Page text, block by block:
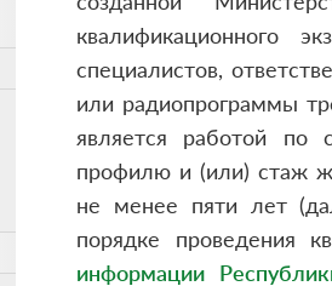
квалификационного
специалистов,
или радиопрограммы
является работой по
профилю и (или) стаж
не менее пяти лет
порядке проведения
информации